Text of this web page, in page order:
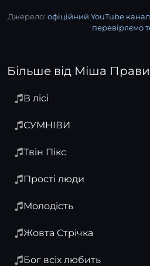
Джерело: офіційний YouTube
перевіряємо
Більше від Міша
В лісі
СУМНІВИ
Твін Пікс
Прості люди
Молодість
Жовта Стрічка
Бог всіх любить